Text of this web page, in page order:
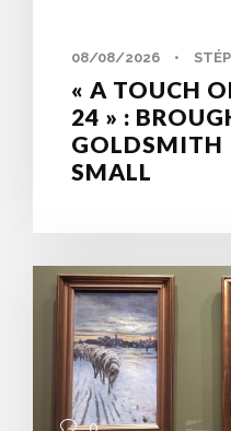
08/08/2026 •
« A TOUCH
24 » :
GOLDSMITH
SMALL